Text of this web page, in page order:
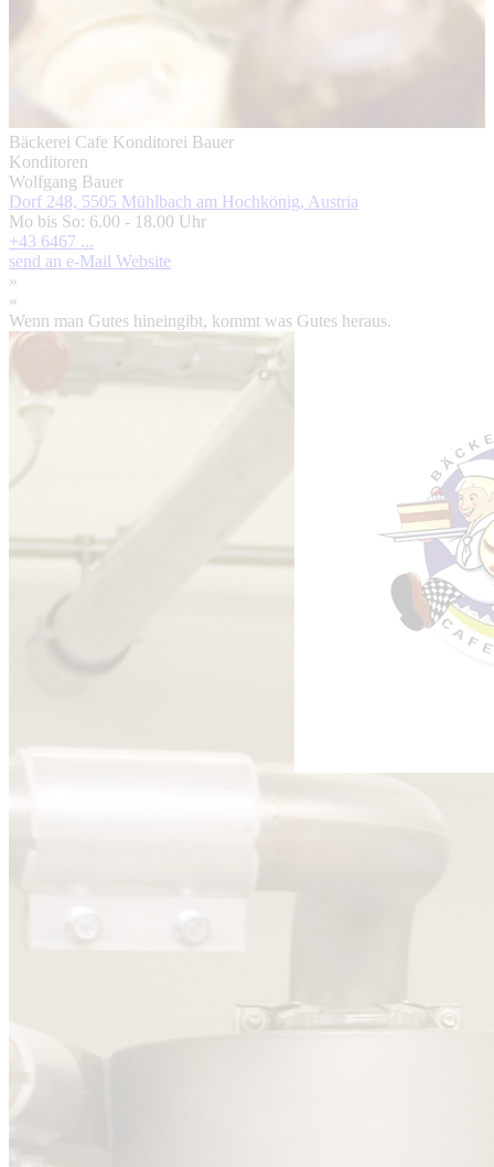
Bäckerei Cafe Konditorei Bauer
Konditoren
Wolfgang Bauer
Dorf 248, 5505 Mühlbach am Hochkönig, Austria
Mo bis So: 6.00 - 18.00 Uhr
+43 6467 ...
send an e-Mail Website
»
«
Wenn man Gutes hineingibt, kommt was Gutes heraus.